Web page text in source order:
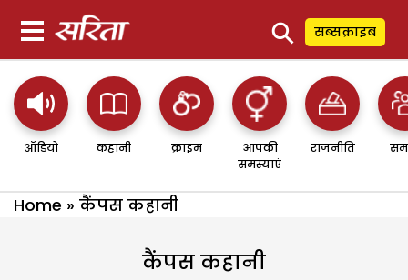
⚲ सब्सक्राइब
ऑडियो कहानी क्राइम
आपकी
समस्याएं
राजनीति
Home » कैंपस कहानी
कैंपस कहानी